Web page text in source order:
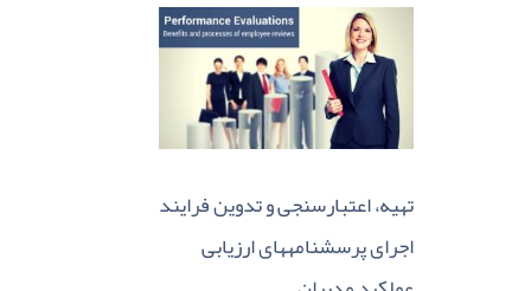
تهیه، اعتبارسنجی و تدوین فرایند
اجرای پرسشنامههای ارزیابی